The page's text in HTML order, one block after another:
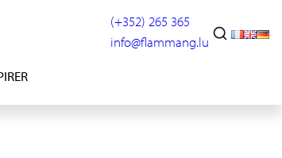
(+352) 265 365
info@flammang.lu